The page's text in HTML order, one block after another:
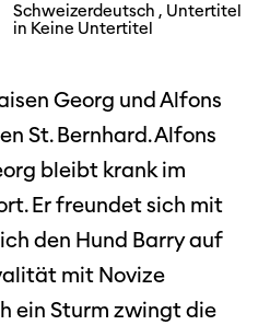
Schweizerdeutsch , Untertitel
in Keine Untertitel
Georg und Alfons
St. Bernhard. Alfons
bleibt krank im
Er freundet sich mit
den Hund Barry auf
mit Novize
ein Sturm zwingt die